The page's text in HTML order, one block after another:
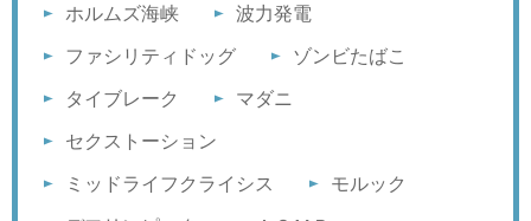
ホルムズ海峡 波力発電
ファシリティドッグ ゾンビたばこ
タイブレーク マダニ
セクストーション
ミッドライフクライシス モルック